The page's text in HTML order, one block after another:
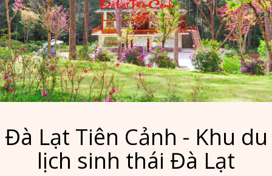
Đà Lạt Tiên Cảnh - Khu du
lịch sinh thái Đà Lạt